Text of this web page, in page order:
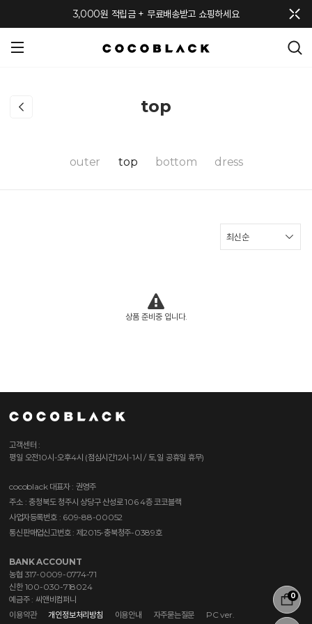
3,000원 적립금 + 무료배송받고 쇼핑하세요
0
top
outer top bottom dress
상품 준비중 입니다.
고객센터 :
평일 오전10시-오후4시 (점심시간12시-1시 / 토,일 공휴일 휴무)
cocoblack대표자 : 권영주
주소 : 충청북도 청주시 상당구 산성로 106 4층 코코블랙
사업자등록번호 : 609-88-00052
통신판매업신고번호 : 제2015-충북청주-0389호
BANK ACCOUNT
농협 317-0009-0774-71
신한 100-030-718024
예금주 : 씨앤비컴퍼니
이용약관
개인정보처리방침 이용안내 자주묻는질문 PC ver.